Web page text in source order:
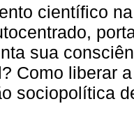
científico
sua
Como liberar
sociopolítica